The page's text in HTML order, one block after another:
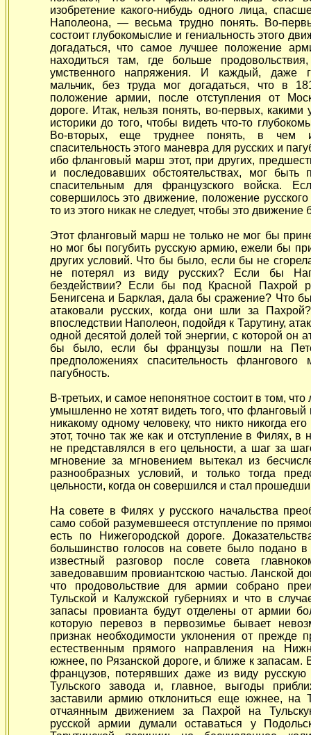
изобретение какого-нибудь одного лица,
Наполеона, — весьма трудно понять. Во-
состоит глубокомыслие и гениальность этого
догадаться, что самое лучшее положение
находиться там, где больше
умственного напряжения. И каждый, даже
мальчик, без труда мог догадаться, что в
положение армии, после отступления от
дороге. Итак, нельзя понять, во-первых, какими
историки до того, чтобы видеть что-то
Во-вторых, еще труднее понять, в чем
спасительность этого маневра для русских и
ибо фланговый марш этот, при других,
и последовавших обстоятельствах, мог быть
спасительным для французского войска.
совершилось это движение, положение
то из этого никак не следует, чтобы это
Этот фланговый марш не только не мог бы
но мог бы погубить русскую армию, ежели бы
других условий. Что бы было, если бы не
не потерял из виду русских? Если бы
бездействии? Если бы под Красной Пахрой
Бенигсена и Барклая, дала бы сражение? Что
атаковали русских, когда они шли за
впоследствии Наполеон, подойдя к Тарутину,
одной десятой долей той энергии, с которой он
бы было, если бы французы пошли на
предположениях спасительность
пагубность.
В-третьих, и самое непонятное состоит в том,
умышленно не хотят видеть того, что
никакому одному человеку, что никто никогда
этот, точно так же как и отступление в Филях, в
не представлялся в его цельности, а шаг за
мгновение за мгновением вытекал из
разнообразных условий, и только тогда
цельности, когда он совершился и стал
На совете в Филях у русского начальства
само собой разумевшееся отступление по
есть по Нижегородской дороге.
большинство голосов на совете было подано
известный разговор после совета
заведовавшим провиантскою частью. Ланской
что продовольствие для армии собрано
Тульской и Калужской губерниях и что в
запасы провианта будут отделены от армии
которую перевоз в первозимье бывает
признак необходимости уклонения от прежде
естественным прямого направления на
южнее, по Рязанской дороге, и ближе к запасам.
французов, потерявших даже из виду
Тульского завода и, главное, выгоды
заставили армию отклониться еще южнее, на
отчаянным движением за Пахрой на
русской армии думали оставаться у